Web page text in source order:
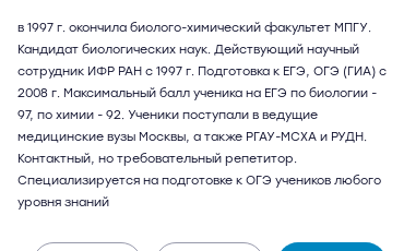
в 1997 г. окончила биолого-химический факультет МПГУ.
Кандидат биологических наук. Действующий научный
сотрудник ИФР РАН с 1997 г. Подготовка к ЕГЭ, ОГЭ (ГИА) с
2008 г. Максимальный балл ученика на ЕГЭ по биологии -
97, по химии - 92. Ученики поступали в ведущие
медицинские вузы Москвы, а также РГАУ-МСХА и РУДН.
Контактный, но требовательный репетитор.
Специализируется на подготовке к ОГЭ учеников любого
уровня знаний